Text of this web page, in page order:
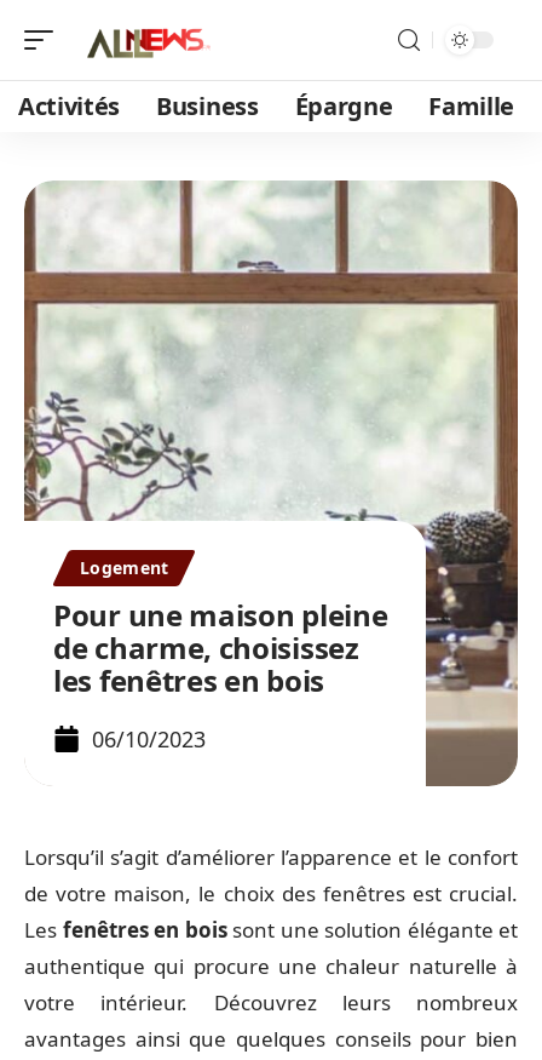
Activités Business Épargne Famille
Logement
Pour une maison pleine
de charme, choisissez
les fenêtres en bois
06/10/2023
Lorsqu’il s’agit d’améliorer l’apparence et le confort
de votre maison, le choix des fenêtres est crucial.
Les fenêtres en boissont une solution élégante et
authentique qui procure une chaleur naturelle à
votre intérieur. Découvrez leurs nombreux
avantages ainsi que quelques conseils pour bien